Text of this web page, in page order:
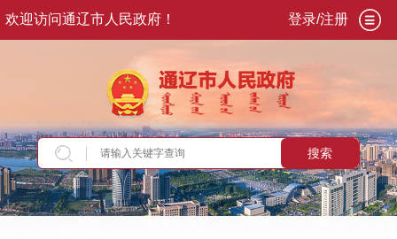
欢迎访问通辽市人民政府！ 登录/注册
搜索